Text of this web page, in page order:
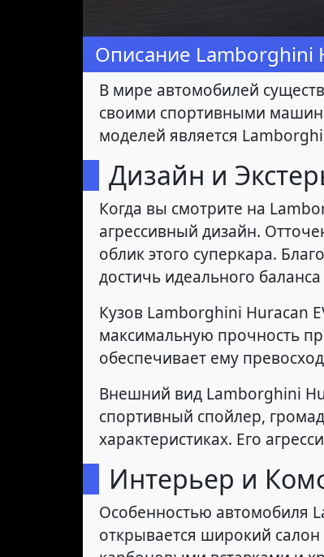
Описание Lamborghini
В мире автомобилей
своими спортивными
моделей является
Дизайн и
Когда вы смотрите на
агрессивный дизайн.
облик этого суперкара.
достичь идеального
Кузов Lamborghini Huracan
максимальную прочность
обеспечивает ему
Внешний вид Lamborghini
спортивный спойлер,
характеристиках. Его
Интерьер и
Особенностью автомобиля
открывается широкий